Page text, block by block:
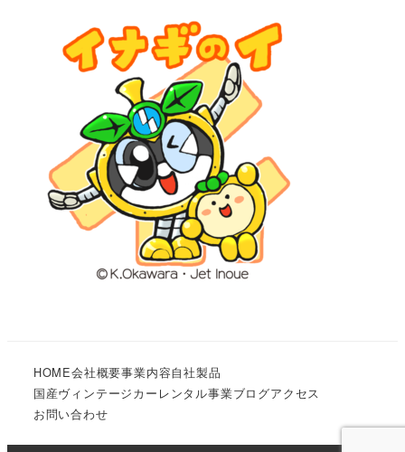
HOME会社概要事業内容自社製品
国産ヴィンテージカーレンタル事業ブログアクセス
お問い合わせ